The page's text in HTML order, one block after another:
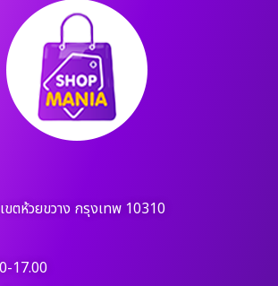
ขตห้วยขวาง กรุงเทพ 10310
17.00